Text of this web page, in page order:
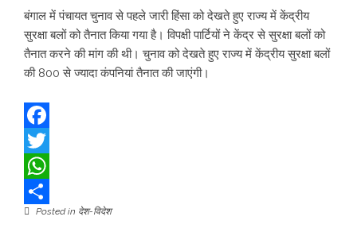
बंगाल में पंचायत चुनाव से पहले जारी हिंसा को देखते हुए राज्य में केंद्रीय
सुरक्षा बलों को तैनात किया गया है। विपक्षी पार्टियों ने केंद्र से सुरक्षा बलों को
तैनात करने की मांग की थी। चुनाव को देखते हुए राज्य में केंद्रीय सुरक्षा बलों
की 800 से ज्यादा कंपनियां तैनात की जाएंगी।
Facebook
Twitter
WhatsApp
Share
Posted in देश-विदेश